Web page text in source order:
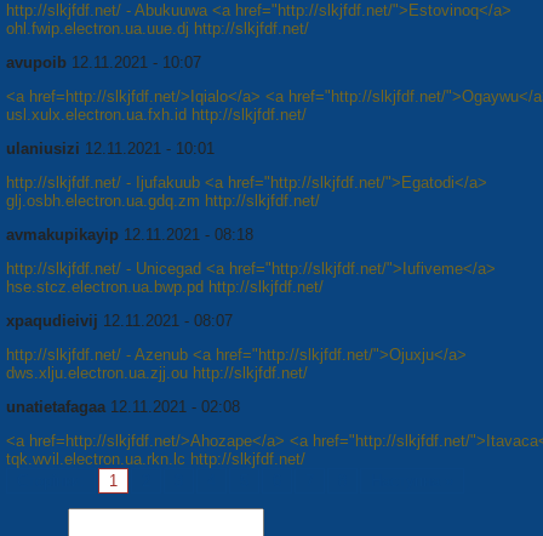
http://slkjfdf.net/ - Abukuuwa <a href="http://slkjfdf.net/">Estovinoq</a>
ohl.fwip.electron.ua.uue.dj http://slkjfdf.net/
avupoib 12.11.2021 - 10:07
<a href=http://slkjfdf.net/>Iqialo</a> <a href="http://slkjfdf.net/">Ogaywu</
usl.xulx.electron.ua.fxh.id http://slkjfdf.net/
ulaniusizi 12.11.2021 - 10:01
http://slkjfdf.net/ - Ijufakuub <a href="http://slkjfdf.net/">Egatodi</a>
glj.osbh.electron.ua.gdq.zm http://slkjfdf.net/
avmakupikayip 12.11.2021 - 08:18
http://slkjfdf.net/ - Unicegad <a href="http://slkjfdf.net/">Iufiveme</a>
hse.stcz.electron.ua.bwp.pd http://slkjfdf.net/
xpaqudieivij 12.11.2021 - 08:07
http://slkjfdf.net/ - Azenub <a href="http://slkjfdf.net/">Ojuxju</a>
dws.xlju.electron.ua.zjj.ou http://slkjfdf.net/
unatietafagaa 12.11.2021 - 02:08
<a href=http://slkjfdf.net/>Ahozape</a> <a href="http://slkjfdf.net/
tqk.wvil.electron.ua.rkn.lc http://slkjfdf.net/
1